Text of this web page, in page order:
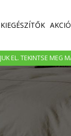
KIEGÉSZÍTŐK
EL. TEKINTSE MEG